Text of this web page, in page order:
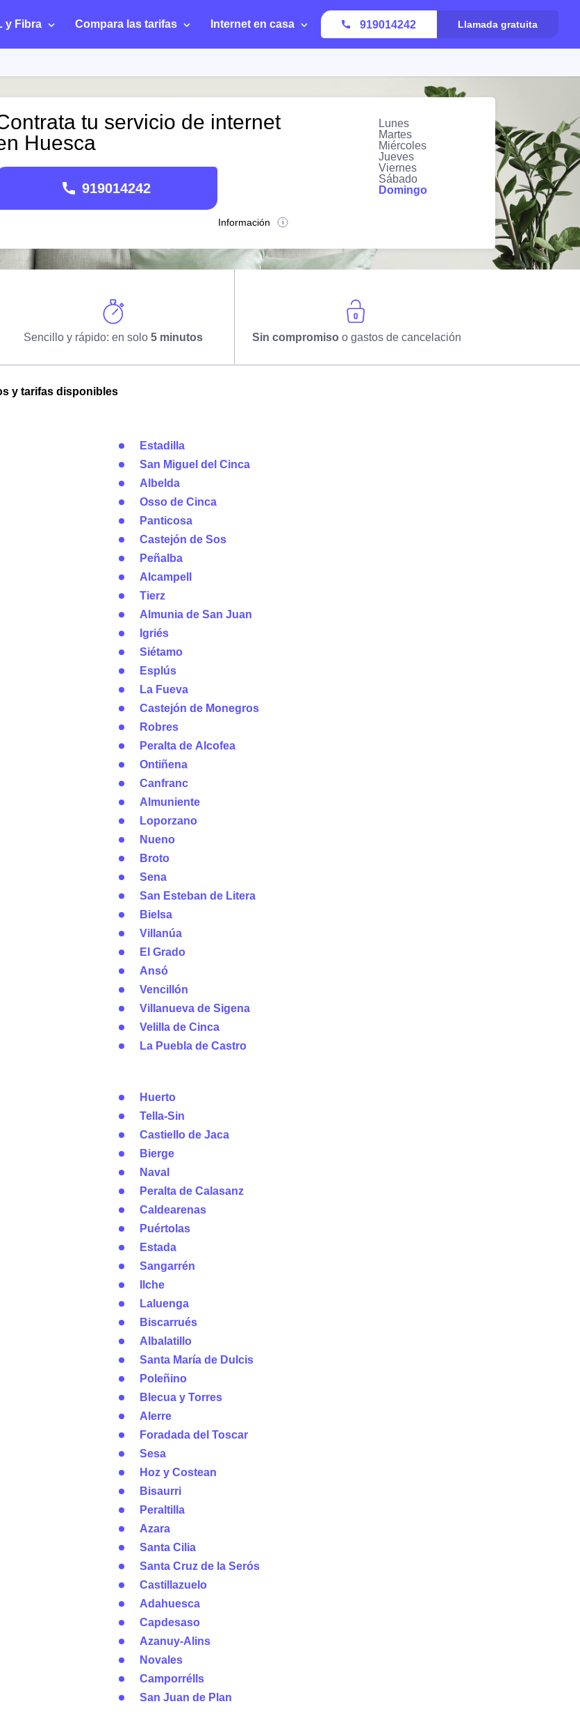
y Fibra Compara las tarifas Internet en casa 919014242 Llamada gratuita
tu servicio de internet
Huesca
919014242
Información
Lunes
Martes
Miércoles
Jueves
Viernes
Sábado
Domingo
Sencillo y rápido: en solo 5 minutos Sin compromiso o gastos de cancelación
y tarifas disponibles
Estadilla
San Miguel del Cinca
Albelda
Osso de Cinca
Panticosa
Castejón de Sos
Peñalba
Alcampell
Tierz
Almunia de San Juan
Igriés
Siétamo
Esplús
La Fueva
Castejón de Monegros
Robres
Peralta de Alcofea
Ontiñena
Canfranc
Almuniente
Loporzano
Nueno
Broto
Sena
San Esteban de Litera
Bielsa
Villanúa
El Grado
Ansó
Vencillón
Villanueva de Sigena
Velilla de Cinca
La Puebla de Castro
Huerto
Tella-Sin
Castiello de Jaca
Bierge
Naval
Peralta de Calasanz
Caldearenas
Puértolas
Estada
Sangarrén
Ilche
Laluenga
Biscarrués
Albalatillo
Santa María de Dulcis
Poleñino
Blecua y Torres
Alerre
Foradada del Toscar
Sesa
Hoz y Costean
Bisaurri
Peraltilla
Azara
Santa Cilia
Santa Cruz de la Serós
Castillazuelo
Adahuesca
Capdesaso
Azanuy-Alins
Novales
Camporrélls
San Juan de Plan